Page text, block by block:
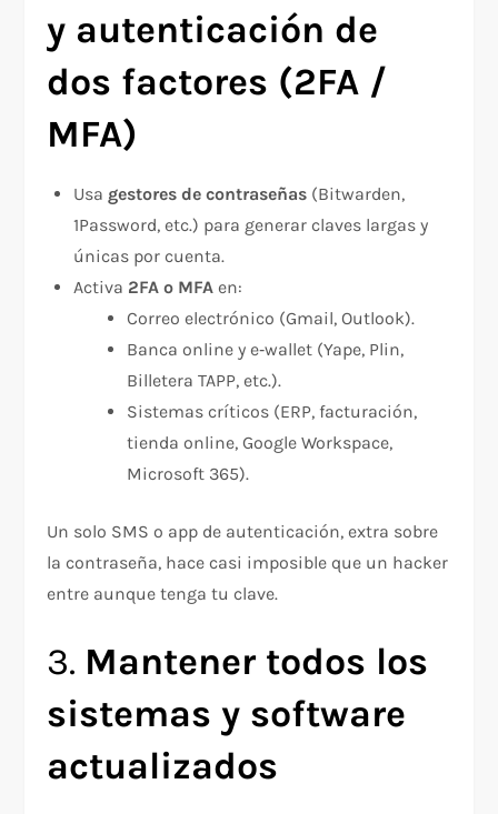
y autenticación de
dos factores (2FA /
MFA)
Usa gestores de contraseñas (Bitwarden,
1Password, etc.) para generar claves largas y
únicas por cuenta.
Activa 2FA o MFA en:
Correo electrónico (Gmail, Outlook).
Banca online y e‑wallet (Yape, Plin,
Billetera TAPP, etc.).
Sistemas críticos (ERP, facturación,
tienda online, Google Workspace,
Microsoft 365).
Un solo SMS o app de autenticación, extra sobre
la contraseña, hace casi imposible que un hacker
entre aunque tenga tu clave.
3. Mantener todos los
sistemas y software
actualizados